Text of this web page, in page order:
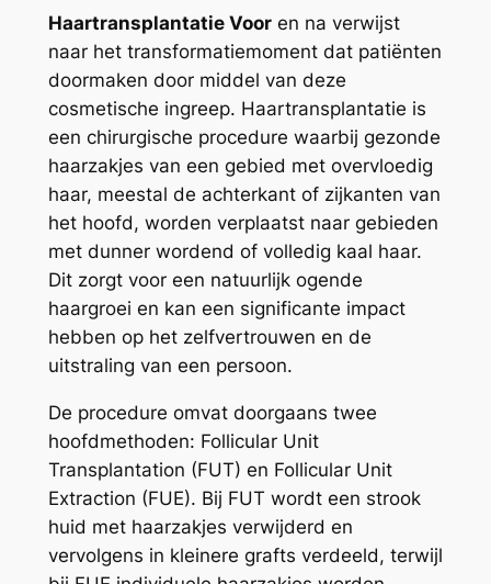
Haartransplantatie Vooren na verwijst
naar het transformatiemoment dat patiënten
doormaken door middel van deze
cosmetische ingreep. Haartransplantatie is
een chirurgische procedure waarbij gezonde
haarzakjes van een gebied met overvloedig
haar, meestal de achterkant of zijkanten van
het hoofd, worden verplaatst naar gebieden
met dunner wordend of volledig kaal haar.
Dit zorgt voor een natuurlijk ogende
haargroei en kan een significante impact
hebben op het zelfvertrouwen en de
uitstraling van een persoon.
De procedure omvat doorgaans twee
hoofdmethoden: Follicular Unit
Transplantation (FUT) en Follicular Unit
Extraction (FUE). Bij FUT wordt een strook
huid met haarzakjes verwijderd en
vervolgens in kleinere grafts verdeeld, terwijl